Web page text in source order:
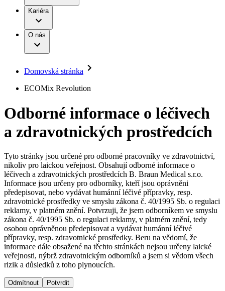
Léčba bolesti
Mimotělní očišťování krve
Neurochirurgie
Onkologie
Ortopedie
Páteřní chirurgie
Péče o rány
Prevence a kontrola infekcí
Uzavírání ran
Řešení
Terapie
Onemocnění
B. Braun Avitum
Dialyzační střediska​
B. Braun Avitum poskytuje kvalitní dialyzační péči ve všech
svých střediscích v České republice. Více informací se
dozvíte na stránkách jednotlivých středisek.
Práce a kariéra
Naše kultura
Vaše příležitost​
Nabídky pracovních míst
Objevte své kariérní příležitosti ​v B. Braun. Vyhledejte náš trh
práce​ pro zajímavé pozice.​
Odpovědnost
Média
Tiskové zprávy
Kontakt
Kontaktní formulář
Registrace k odběru newsletteru
Odpovědnost
Média
Kontakt
Kariéra
O nás
Domovská stránka
ECOMix Revolution
Odborné informace o léčivech
a zdravotnických prostředcích
Tyto stránky jsou určené pro odborné pracovníky ve zdravotnictví,
nikoliv pro laickou veřejnost. Obsahují odborné informace o
léčivech a zdravotnických prostředcích B. Braun Medical s.r.o.
Informace jsou určeny pro odborníky, kteří jsou oprávněni
předepisovat, nebo vydávat humánní léčivé přípravky, resp.
zdravotnické prostředky ve smyslu zákona č. 40/1995 Sb. o regulaci
reklamy, v platném znění. Potvrzuji, že jsem odborníkem ve smyslu
zákona č. 40/1995 Sb. o regulaci reklamy, v platném znění, tedy
osobou oprávněnou předepisovat a vydávat humánní léčivé
přípravky, resp. zdravotnické prostředky. Beru na vědomí, že
informace dále obsažené na těchto stránkách nejsou určeny laické
veřejnosti, nýbrž zdravotnickým odborníků a jsem si vědom všech
rizik a důsledků z toho plynoucích.
Odmítnout Potvrdit